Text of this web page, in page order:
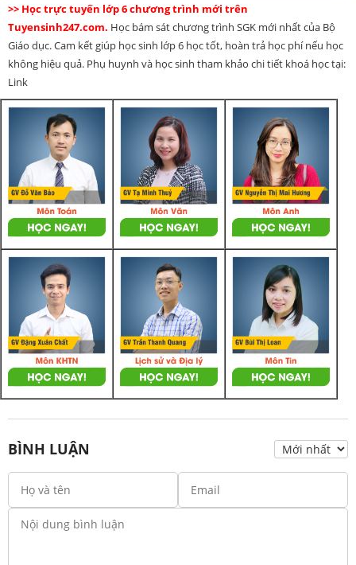
>> Học trực tuyến lớp 6 chương trình mới trên
Tuyensinh247.com. Học bám sát chương trình SGK mới nhất của Bộ
Giáo dục. Cam kết giúp học sinh lớp 6 học tốt, hoàn trả học phí nếu học
không hiệu quả. Phụ huynh và học sinh tham khảo chi tiết khoá học tại:
Link
BÌNH LUẬN